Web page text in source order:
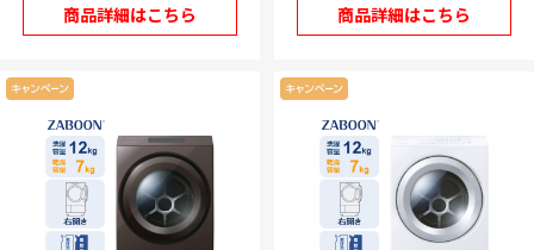
商品詳細はこちら 商品詳細はこちら